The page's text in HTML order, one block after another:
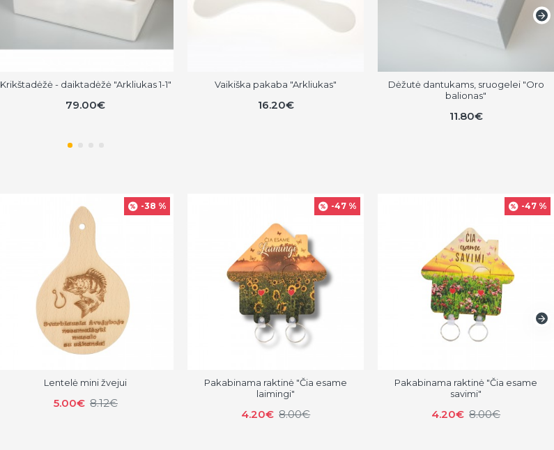
Krikštadėžė - daiktadėžė "Arkliukas 1-1"
79.00€
Vaikiška pakaba "Arkliukas"
16.20€
Dėžutė dantukams, sruogelei "Oro
balionas"
11.80€
-38 %
Lentelė mini žvejui
5.00€ 8.12€
-47 %
Pakabinama raktinė "Čia esame
laimingi"
4.20€ 8.00€
-47 %
Pakabinama raktinė "Čia esame
savimi"
4.20€ 8.00€